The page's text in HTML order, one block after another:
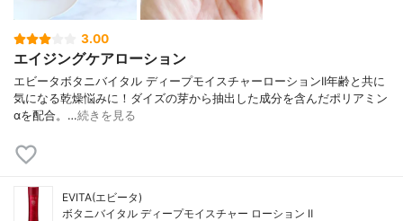
3.00
エイジングケアローション
エビータボタニバイタル ディープモイスチャーローションII年齢と共に
気になる乾燥悩みに！ダイズの芽から抽出した成分を含んだポリアミン
αを配合。…続きを見る
EVITA(エビータ)
ボタニバイタル ディープモイスチャー ローション Ⅱ